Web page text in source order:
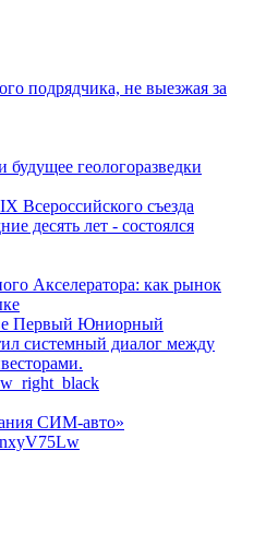
подрядчика, не выезжая за
будущее геологоразведки
Всероссийского съезда
десять лет - состоялся
Акселератора: как рынок
Первый Юниорный
системный диалог между
СИМ-авто»